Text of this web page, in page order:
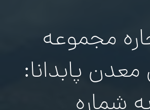
مجموعه
معدن پابدانا: